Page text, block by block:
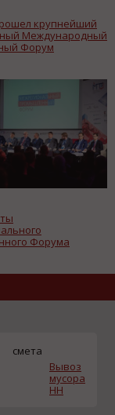
крупнейший
Международный
Форум
Форума
смета
Вывоз
мусора
НН